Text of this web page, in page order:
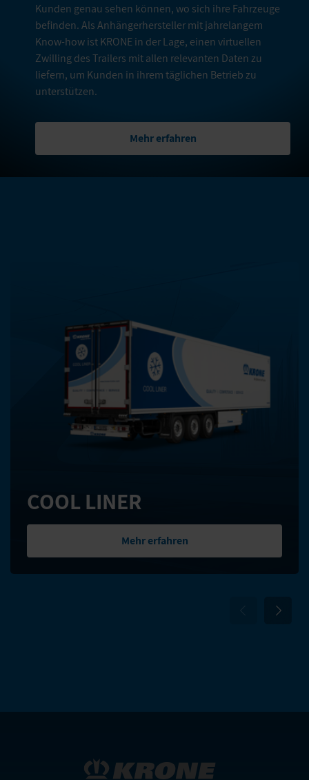
Kunden genau sehen können, wo sich ihre Fahrzeuge
befinden. Als Anhängerhersteller mit jahrelangem
Know-how ist KRONE in der Lage, einen virtuellen
Zwilling des Trailers mit allen relevanten Daten zu
liefern, um Kunden in ihrem täglichen Betrieb zu
unterstützen.
Mehr erfahren
COOL LINER
Mehr erfahren